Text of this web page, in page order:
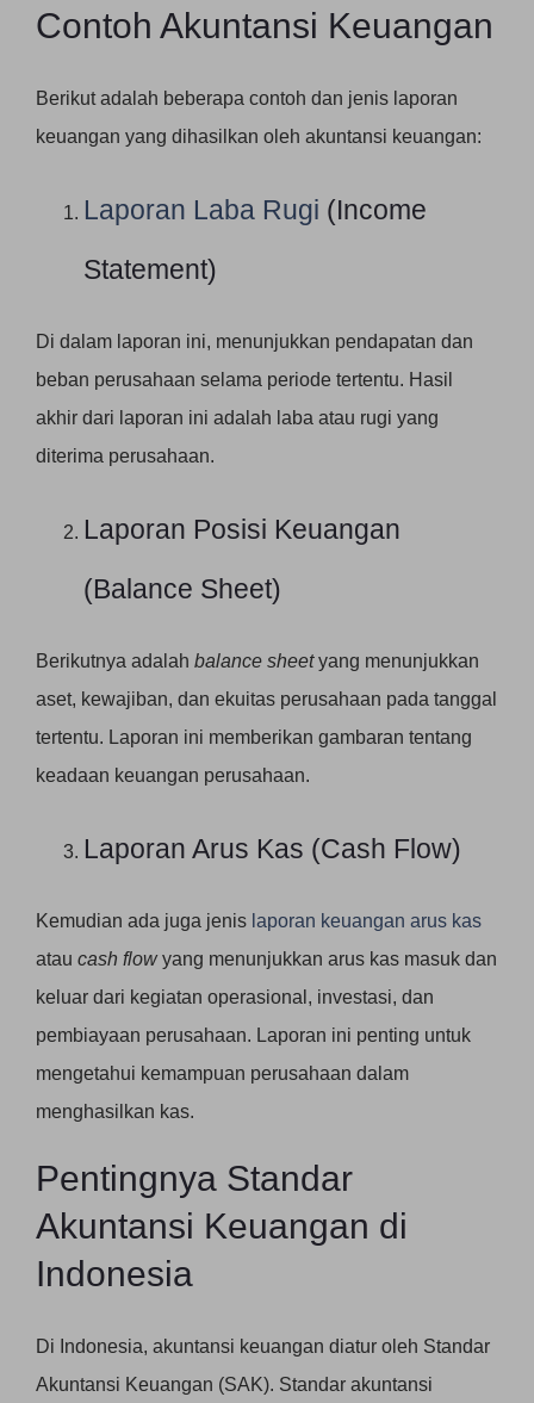
Contoh Akuntansi Keuangan
Berikut adalah beberapa contoh dan jenis laporan
keuangan yang dihasilkan oleh akuntansi keuangan:
Laporan Laba Rugi (Income
Statement)
Di dalam laporan ini, menunjukkan pendapatan dan
beban perusahaan selama periode tertentu. Hasil
akhir dari laporan ini adalah laba atau rugi yang
diterima perusahaan.
Laporan Posisi Keuangan
(Balance Sheet)
Berikutnya adalah balance sheetyang menunjukkan
aset, kewajiban, dan ekuitas perusahaan pada tanggal
tertentu. Laporan ini memberikan gambaran tentang
keadaan keuangan perusahaan.
Laporan Arus Kas (Cash Flow)
Kemudian ada juga jenis laporan keuangan arus kas
atau cash flowyang menunjukkan arus kas masuk dan
keluar dari kegiatan operasional, investasi, dan
pembiayaan perusahaan. Laporan ini penting untuk
mengetahui kemampuan perusahaan dalam
menghasilkan kas.
Pentingnya Standar
Akuntansi Keuangan di
Indonesia
Di Indonesia, akuntansi keuangan diatur oleh Standar
Akuntansi Keuangan (SAK). Standar akuntansi